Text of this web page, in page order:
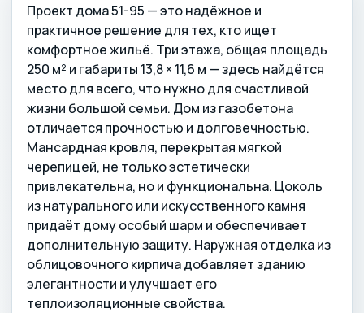
Проект дома 51-95 — это надёжное и
практичное решение для тех, кто ищет
комфортное жильё. Три этажа, общая площадь
250 м² и габариты 13,8 × 11,6 м — здесь найдётся
место для всего, что нужно для счастливой
жизни большой семьи. Дом из газобетона
отличается прочностью и долговечностью.
Мансардная кровля, перекрытая мягкой
черепицей, не только эстетически
привлекательна, но и функциональна. Цоколь
из натурального или искусственного камня
придаёт дому особый шарм и обеспечивает
дополнительную защиту. Наружная отделка из
облицовочного кирпича добавляет зданию
элегантности и улучшает его
теплоизоляционные свойства.